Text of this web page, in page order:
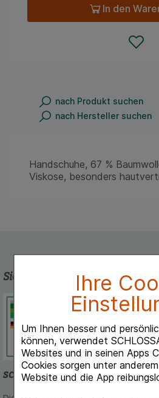
Ihre
Um Ihnen besser und
können, verwendet
Websites und in seinen Apps
Cookies sorgen unter
Website und die App
In den
nach Produkt suchen
nach Hersteller suchen
Handschuhe, 67 %
Viskose, besonders
Sicherheit und Qualität
Schlossapo.de ist
Deutschen
Dokumentation
schlossapo.de-App